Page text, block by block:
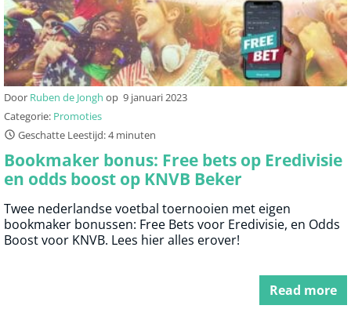
Door Ruben de Jongh op 9 januari 2023
Categorie: Promoties
Geschatte Leestijd: 4 minuten
Bookmaker bonus: Free bets op Eredivisie
en odds boost op KNVB Beker
Twee nederlandse voetbal toernooien met eigen
bookmaker bonussen: Free Bets voor Eredivisie, en Odds
Boost voor KNVB. Lees hier alles erover!
Read more